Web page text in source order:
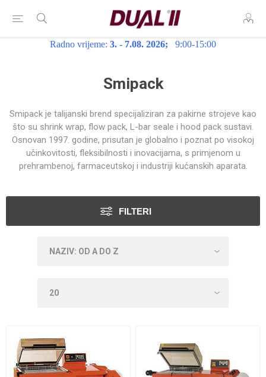
Radno vrijeme: 3. - 7.08. 2026; 9:00-15:00
Smipack
Smipack je talijanski brend specijaliziran za pakirne strojeve kao
što su shrink wrap, flow pack, L-bar seale i hood pack sustavi.
Osnovan 1997. godine, prisutan je globalno i poznat po visokoj
učinkovitosti, fleksibilnosti i inovacijama, s primjenom u
prehrambenoj, farmaceutskoj i industriji kućanskih aparata.
FILTERI